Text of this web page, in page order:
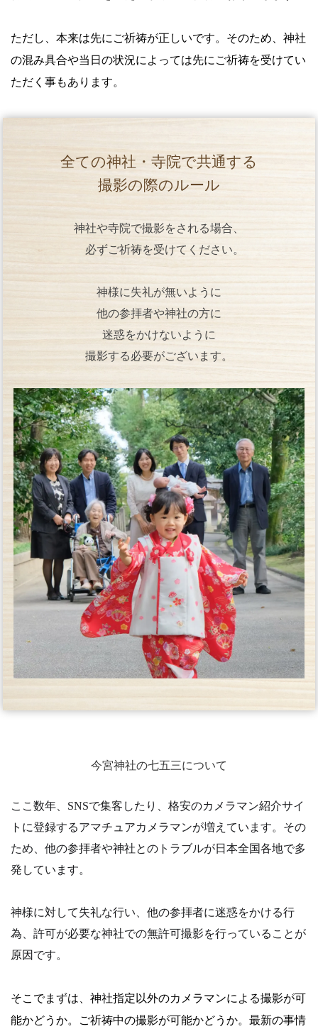
ただし、本来は先にご祈祷が正しいです。そのため、神社
の混み具合や当日の状況によっては先にご祈祷を受けてい
ただく事もあります。
全ての神社・寺院で共通する
撮影の際のルール
神社や寺院で撮影をされる場合、
必ずご祈祷を受けてください。
神様に失礼が無いように
他の参拝者や神社の方に
迷惑をかけないように
撮影する必要がございます。
今宮神社の七五三について
ここ数年、SNSで集客したり、格安のカメラマン紹介サイ
トに登録するアマチュアカメラマンが増えています。その
ため、他の参拝者や神社とのトラブルが日本全国各地で多
発しています。
神様に対して失礼な行い、他の参拝者に迷惑をかける行
為、許可が必要な神社での無許可撮影を行っていることが
原因です。
そこでまずは、神社指定以外のカメラマンによる撮影が可
能かどうか。 ご祈祷中の撮影が可能かどうか。 最新の事情